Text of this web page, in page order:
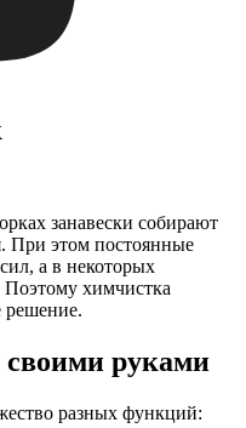
занавески собирают
При этом постоянные
а в некоторых
Поэтому химчистка
решение.
руками
разных функций: